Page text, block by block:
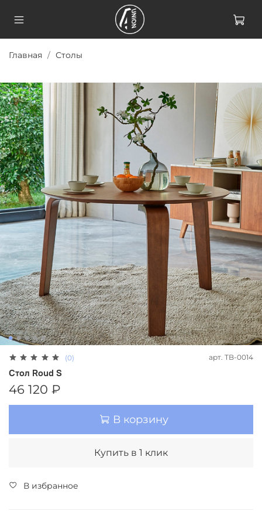
Главная Столы
(0) арт. TB-0014
Стол Roud S
46 120 ₽
В корзину
Купить в 1 клик
В избранное